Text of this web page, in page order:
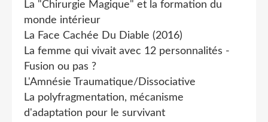
La "Chirurgie Magique" et la formation du
monde intérieur
La Face Cachée Du Diable (2016)
La femme qui vivait avec 12 personnalités -
Fusion ou pas ?
L'Amnésie Traumatique/Dissociative
La polyfragmentation, mécanisme
d'adaptation pour le survivant